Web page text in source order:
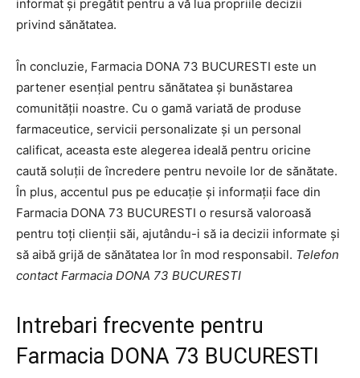
informat și pregătit pentru a vă lua propriile decizii
privind sănătatea.
În concluzie, Farmacia DONA 73 BUCURESTI este un
partener esențial pentru sănătatea și bunăstarea
comunității noastre. Cu o gamă variată de produse
farmaceutice, servicii personalizate și un personal
calificat, aceasta este alegerea ideală pentru oricine
caută soluții de încredere pentru nevoile lor de sănătate.
În plus, accentul pus pe educație și informații face din
Farmacia DONA 73 BUCURESTI o resursă valoroasă
pentru toți clienții săi, ajutându-i să ia decizii informate și
să aibă grijă de sănătatea lor în mod responsabil. Telefon
contact Farmacia DONA 73 BUCURESTI
Intrebari frecvente pentru
Farmacia DONA 73 BUCURESTI